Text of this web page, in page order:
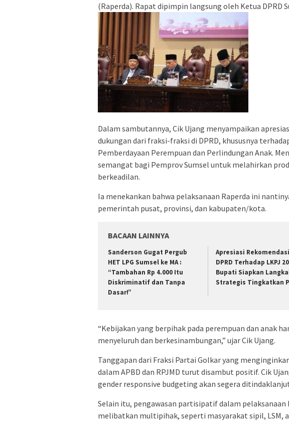
(Raperda). Rapat dipimpin langsung oleh Ketua DPRD
Dalam sambutannya, Cik Ujang menyampaikan
dukungan dari fraksi-fraksi di DPRD, khususnya
Pemberdayaan Perempuan dan Perlindungan Anak.
semangat bagi Pemprov Sumsel untuk melahirkan
berkeadilan.
Ia menekankan bahwa pelaksanaan Raperda ini
pemerintah pusat, provinsi, dan kabupaten/kota.
BACAAN LAINNYA
Sanderson Gugat Pergub
HET LPG Sumsel ke MA :
“Tambahan Rp 4.000 Itu
Diskriminatif dan Tanpa
Dasar!”
Apresiasi Rekomendasi
DPRD Terhadap LKPJ
Bupati Siapkan
Strategis Tingkatkan
“Kebijakan yang berpihak pada perempuan dan anak
menyeluruh dan berkesinambungan,” ujar Cik Ujang.
Tanggapan dari Fraksi Partai Golkar yang
dalam APBD dan RPJMD turut disambut positif. Cik
gender responsive budgeting akan segera
Selain itu, pengawasan partisipatif dalam pelaksanaan
melibatkan multipihak, seperti masyarakat sipil, LSM,